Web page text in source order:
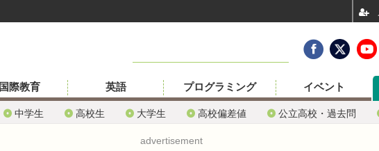
中学生 高校生 大学生 高校偏差値 公立高校・過去問
国際教育 英語 プログラミング イベント
advertisement